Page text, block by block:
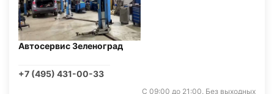
Автосервис Зеленоград
+7 (495) 431-00-33
С 09:00 до 21:00. Без выходных